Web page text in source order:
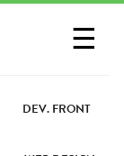
☰
DEV. FRONT